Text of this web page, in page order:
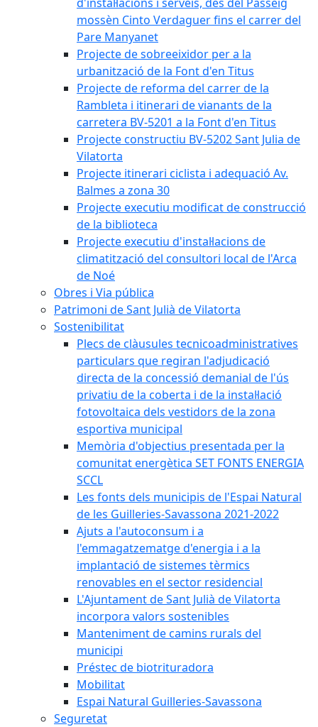
mossèn Cinto Verdaguer fins el carrer del
Pare Manyanet
Projecte de sobreeixidor per a la
urbanització de la Font d'en Titus
Projecte de reforma del carrer de la
Rambleta i itinerari de vianants de la
carretera BV-5201 a la Font d'en Titus
Projecte constructiu BV-5202 Sant Julia de
Vilatorta
Projecte itinerari ciclista i adequació Av.
Balmes a zona 30
Projecte executiu modificat de construcció
de la biblioteca
Projecte executiu d'instal·lacions de
climatització del consultori local de l'Arca
de Noé
Obres i Via pública
Patrimoni de Sant Julià de Vilatorta
Sostenibilitat
Plecs de clàusules tecnicoadministratives
particulars que regiran l'adjudicació
directa de la concessió demanial de l'ús
privatiu de la coberta i de la instal·lació
fotovoltaica dels vestidors de la zona
esportiva municipal
Memòria d'objectius presentada per la
comunitat energètica SET FONTS ENERGIA
SCCL
Les fonts dels municipis de l'Espai Natural
de les Guilleries-Savassona 2021-2022
Ajuts a l'autoconsum i a
l'emmagatzematge d'energia i a la
implantació de sistemes tèrmics
renovables en el sector residencial
L'Ajuntament de Sant Julià de Vilatorta
incorpora valors sostenibles
Manteniment de camins rurals del
municipi
Préstec de biotrituradora
Mobilitat
Espai Natural Guilleries-Savassona
Seguretat